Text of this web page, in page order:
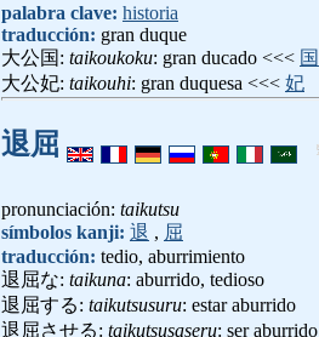
palabra clave: historia
traducción: gran duque
大公国: taikoukoku: gran ducado <<< 国
大公妃: taikouhi: gran duquesa <<< 妃
退屈
pronunciación: taikutsu
símbolos kanji: 退 , 屈
traducción: tedio, aburrimiento
退屈な: taikuna: aburrido, tedioso
退屈する: taikutsusuru: estar aburrido
退屈させる: taikutsusaseru: ser aburrido